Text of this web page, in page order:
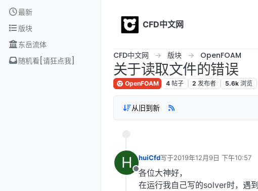
Skip to content
最新
版块
东岳流体
随机看[请狂点我]
CFD中文网
CFD中文网 版块 OpenFOAM
关于读取文件的错误
OpenFOAM 4 帖子 2 发布者 5.6k 浏览
从旧到新
H
离线
huiCfd写于2019年12月9日 下午10:57
最后由 编辑
各位大神好，
在运行我自己写的solver时，遇